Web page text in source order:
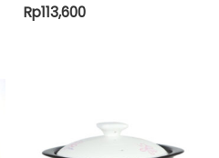
Rp113,600